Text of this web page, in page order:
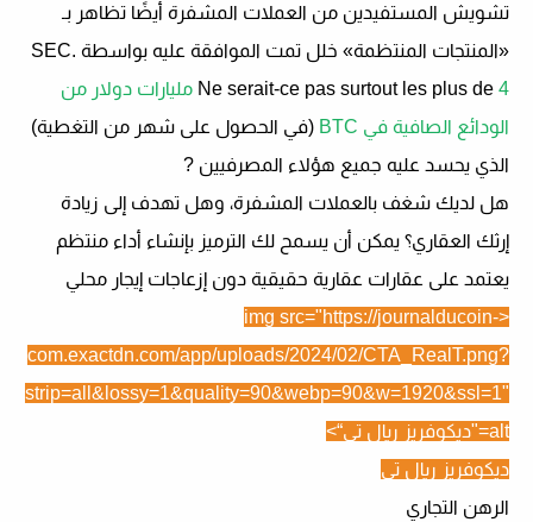
تشويش المستفيدين من العملات المشفرة أيضًا تظاهر بـ
«المنتجات المنتظمة»
خلل تمت الموافقة عليه بواسطة SEC.
Ne serait-ce pas surtout les plus de 4 مليارات دولار من
الودائع الصافية في BTC
(في الحصول على شهر من التغطية)
الذي يحسد عليه جميع هؤلاء المصرفيين ?
هل لديك شغف بالعملات المشفرة، وهل تهدف إلى زيادة
إرثك العقاري؟ يمكن أن يسمح لك الترميز بإنشاء أداء منتظم
يعتمد على عقارات عقارية حقيقية دون إزعاجات إيجار محلي
<img src="https://journalducoin-
com.exactdn.com/app/uploads/2024/02/CTA_RealT.png?
strip=all&lossy=1&quality=90&webp=90&w=1920&ssl=1"
alt="
ديكوفريز ريال تي“>
ديكوفريز ريال تي
الرهن التجاري